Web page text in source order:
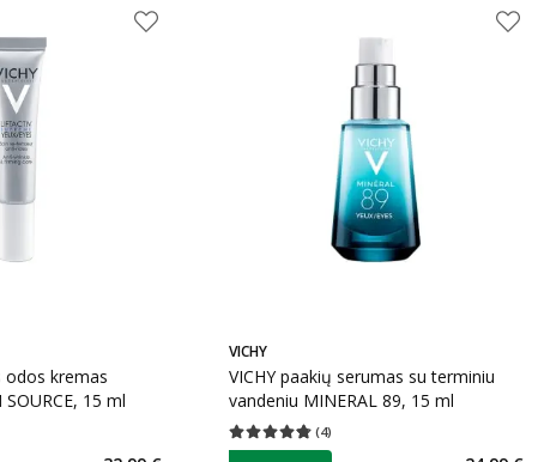
odos kremas
SOURCE, 15 ml
VICHY
VICHY paakių serumas su terminiu
vandeniu MINERAL 89, 15 ml
(4)
Vidutinis įvertinimas 4.75